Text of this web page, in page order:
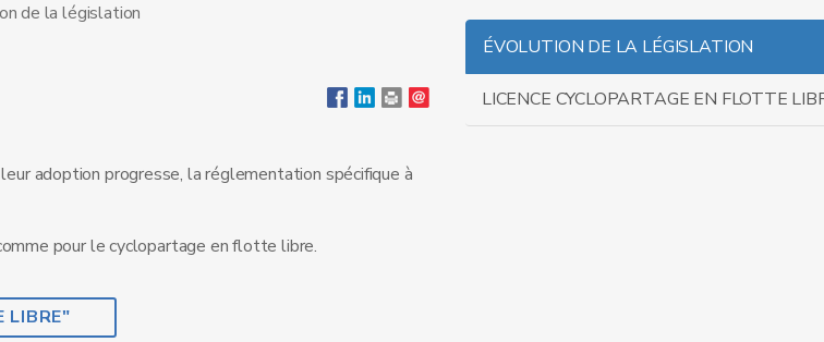
de la législation
adoption progresse, la réglementation spécifique à
pour le cyclopartage en flotte libre.
LIBRE"
ÉVOLUTION DE LA LÉGISLATION
LICENCE CYCLOPARTAGE EN FLOTTE